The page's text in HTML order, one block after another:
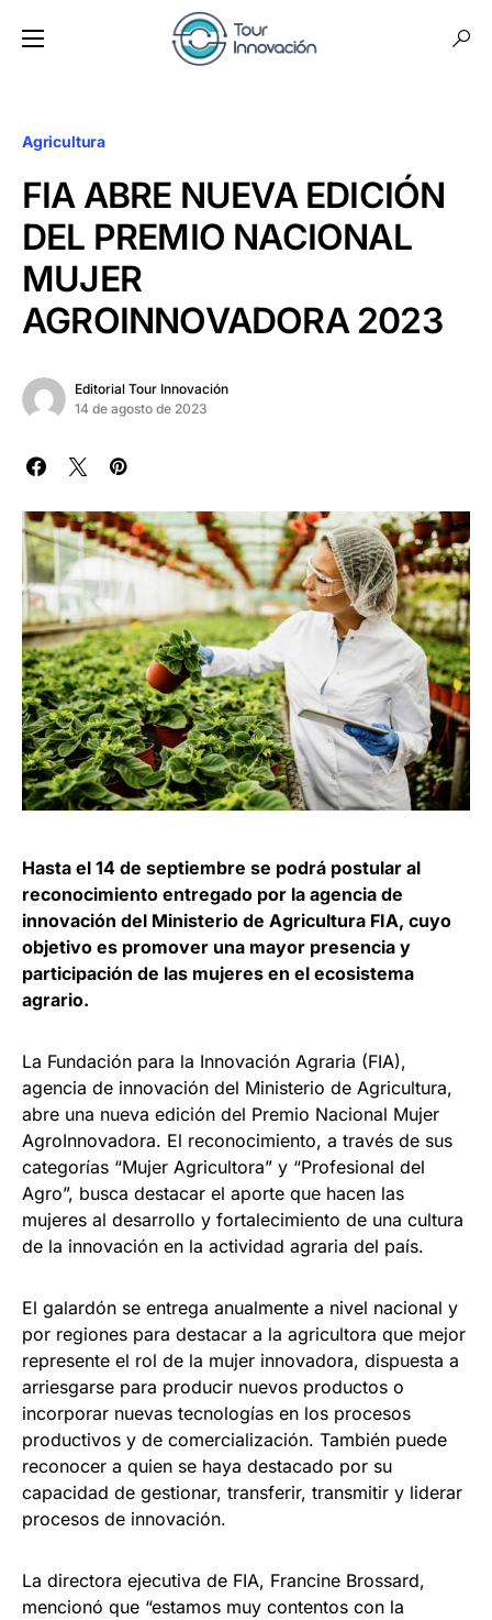
Agricultura
FIA ABRE NUEVA EDICIÓN
DEL PREMIO NACIONAL
MUJER
AGROINNOVADORA 2023
Editorial Tour Innovación
14 de agosto de 2023
Hasta el 14 de septiembre se podrá postular al
reconocimiento entregado por la agencia de
innovación del Ministerio de Agricultura FIA, cuyo
objetivo es promover una mayor presencia y
participación de las mujeres en el ecosistema
agrario.
La Fundación para la Innovación Agraria (FIA),
agencia de innovación del Ministerio de Agricultura,
abre una nueva edición del Premio Nacional Mujer
AgroInnovadora. El reconocimiento, a través de sus
categorías “Mujer Agricultora” y “Profesional del
Agro”, busca destacar el aporte que hacen las
mujeres al desarrollo y fortalecimiento de una cultura
de la innovación en la actividad agraria del país.
El galardón se entrega anualmente a nivel nacional y
por regiones para destacar a la agricultora que mejor
represente el rol de la mujer innovadora, dispuesta a
arriesgarse para producir nuevos productos o
incorporar nuevas tecnologías en los procesos
productivos y de comercialización. También puede
reconocer a quien se haya destacado por su
capacidad de gestionar, transferir, transmitir y liderar
procesos de innovación.
La directora ejecutiva de FIA, Francine Brossard,
mencionó que “estamos muy contentos con la